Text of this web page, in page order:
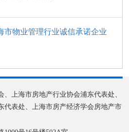
市物业管理行业诚信承诺企业
上海市房地产行业协会浦东代表处、
代表处、上海市房产经济学会房地产市